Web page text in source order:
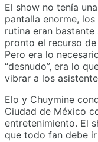
El show no tenía
pantalla enorme,
rutina eran
pronto el recurso
Pero era lo
“desnudo”, era lo
vibrar a los
Elo y Chuymine
Ciudad de México
entretenimiento. El
que todo fan debe ir